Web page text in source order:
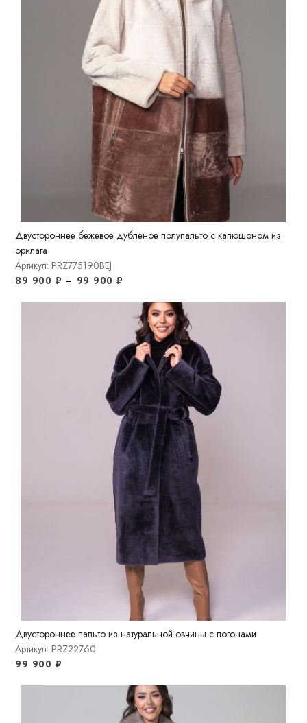
Двустороннее бежевое дубленое полупальто с капюшоном из
орилага
Артикул: PRZ775190BEJ
89 900 ₽ – 99 900₽
Двустороннее пальто из натуральной овчины с погонами
Артикул: PRZ22760
99 900 ₽